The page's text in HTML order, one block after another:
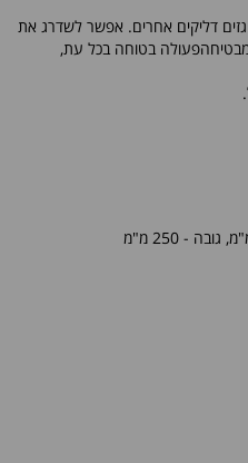
דליקים אחרים. אפשר לשדרג את
בטוחה בכל עת,
גובה - 250 מ"מ